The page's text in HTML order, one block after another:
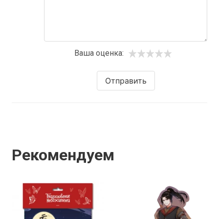
Ваша оценка:
Отправить
Рекомендуем